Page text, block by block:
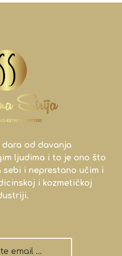
dara od davanja
ljudima i to je ono što
sebi i neprestano učim i
i kozmetičkoj